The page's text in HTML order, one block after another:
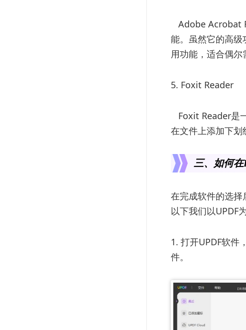
Adobe Acrobat
能。虽然它的高级
用功能，适合偶尔
5. Foxit Reader
Foxit Reader是
在文件上添加下划
三、如何
在完成软件的选择
以下我们以UPDF
1. 打开UPDF软件
件。